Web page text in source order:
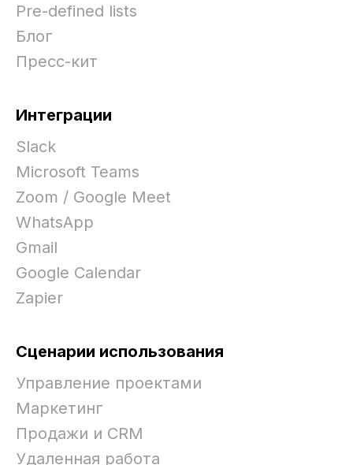
Pre-defined lists
Блог
Пресс-кит
Интеграции
Slack
Microsoft Teams
Zoom / Google Meet
WhatsApp
Gmail
Google Calendar
Zapier
Сценарии использования
Управление проектами
Маркетинг
Продажи и CRM
Удаленная работа